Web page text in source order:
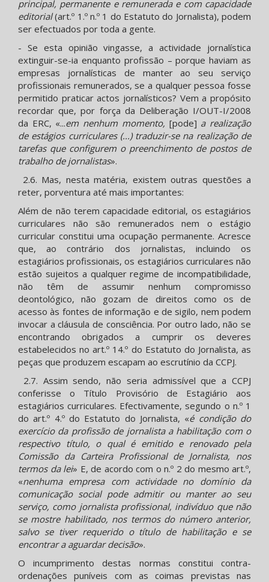
principal, permanente e remunerada e com capacidade
editorial (art.º 1.º n.º 1 do Estatuto do Jornalista), podem
ser efectuados por toda a gente.
- Se esta opinião vingasse, a actividade jornalística
extinguir-se-ia enquanto profissão – porque haviam as
empresas jornalísticas de manter ao seu serviço
profissionais remunerados, se a qualquer pessoa fosse
permitido praticar actos jornalísticos? Vem a propósito
recordar que, por força da Deliberação I/OUT-I/2008
da ERC, «...em nenhum momento, [pode] a realização
de estágios curriculares (...) traduzir-se na realização de
tarefas que configurem o preenchimento de postos de
trabalho de jornalistas».
2.6. Mas, nesta matéria, existem outras questões a
reter, porventura até mais importantes:
Além de não terem capacidade editorial, os estagiários
curriculares não são remunerados nem o estágio
curricular constitui uma ocupação permanente. Acresce
que, ao contrário dos jornalistas, incluindo os
estagiários profissionais, os estagiários curriculares não
estão sujeitos a qualquer regime de incompatibilidade,
não têm de assumir nenhum compromisso
deontológico, não gozam de direitos como os de
acesso às fontes de informação e de sigilo, nem podem
invocar a cláusula de consciência. Por outro lado, não se
encontrando obrigados a cumprir os deveres
estabelecidos no art.º 14.º do Estatuto do Jornalista, as
peças que produzem escapam ao escrutínio da CCPJ.
2.7. Assim sendo, não seria admissível que a CCPJ
conferisse o Título Provisório de Estagiário aos
estagiários curriculares. Efectivamente, segundo o n.º 1
do art.º 4.º do Estatuto do Jornalista, «é condição do
exercício da profissão de jornalista a habilitação com o
respectivo título, o qual é emitido e renovado pela
Comissão da Carteira Profissional de Jornalista, nos
termos da lei» E, de acordo com o n.º 2 do mesmo art.º,
«nenhuma empresa com actividade no domínio da
comunicação social pode admitir ou manter ao seu
serviço, como jornalista profissional, indivíduo que não
se mostre habilitado, nos termos do número anterior,
salvo se tiver requerido o título de habilitação e se
encontrar a aguardar decisão».
O incumprimento destas normas constitui contra-
ordenações puníveis com as coimas previstas nas